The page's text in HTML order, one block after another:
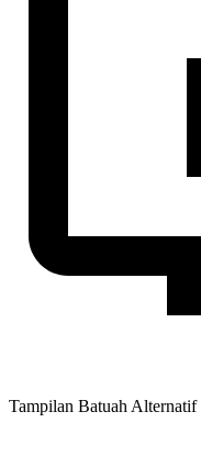
Tampilan Batuah Alternatif